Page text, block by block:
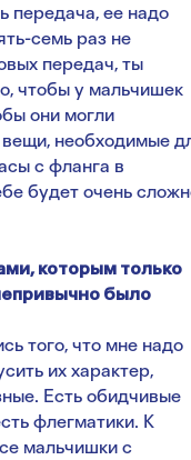
передача, ее надо
семь раз не
передач, ты
чтобы у мальчишек
они могли
необходимые
с фланга в
будет очень
которым только
было
того, что мне надо
их характер,
Есть обидчивые
флегматики. К
мальчишки с